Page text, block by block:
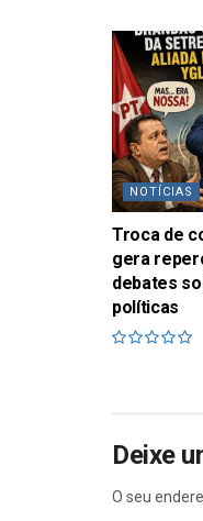
NOTÍCIAS
Troca de
gera
debates
políticas
Deixe
O seu